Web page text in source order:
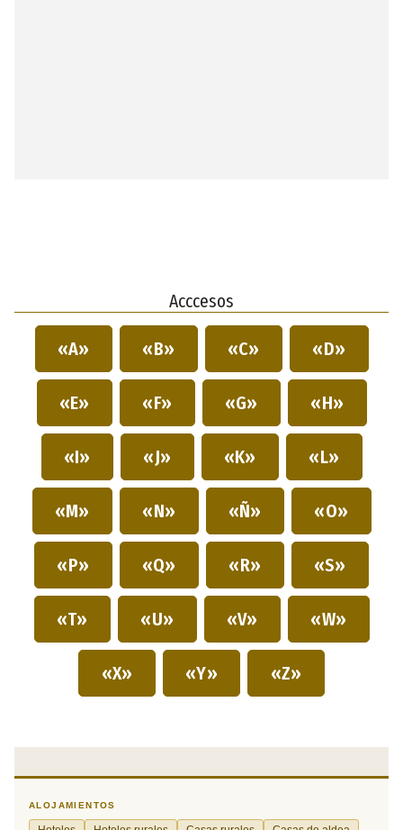
Acccesos
«A» «B» «C» «D»
«E» «F» «G» «H»
«I» «J» «K» «L»
«M» «N» «Ñ» «O»
«P» «Q» «R» «S»
«T» «U» «V» «W»
«X» «Y» «Z»